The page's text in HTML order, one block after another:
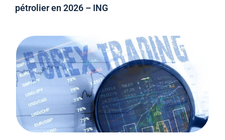
pétrolier en 2026 – ING